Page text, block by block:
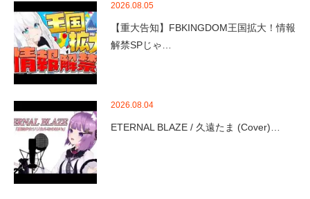
2026.08.05
【重大告知】FBKINGDOM王国拡大！情報
解禁SPじゃ…
2026.08.04
ETERNAL BLAZE / 久遠たま (Cover)…